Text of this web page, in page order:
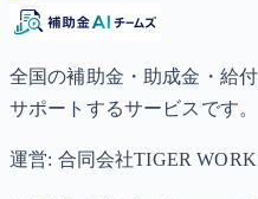
全国の補助金・助成金・給
サポートするサービスです。
運営: 合同会社TIGER